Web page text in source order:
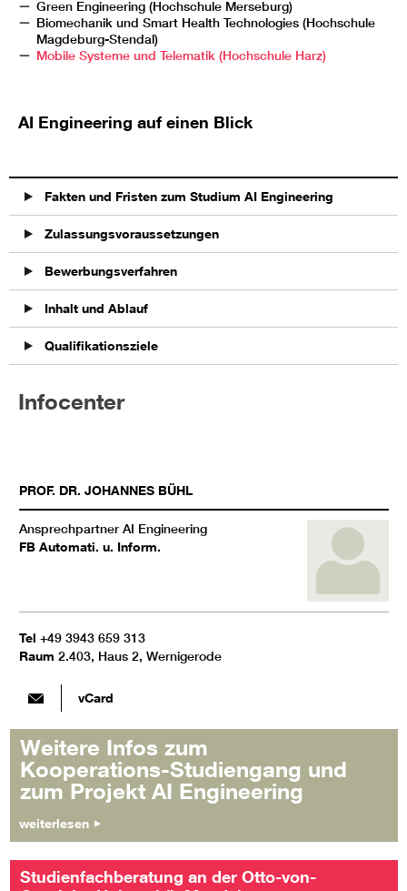
Green Engineering (Hochschule Merseburg)
Biomechanik und Smart Health Technologies (Hochschule
Magdeburg-Stendal)
Mobile Systeme und Telematik (Hochschule Harz)
AI Engineering auf einen Blick
Fakten und Fristen zum Studium AI Engineering
Zulassungsvoraussetzungen
Bewerbungsverfahren
Inhalt und Ablauf
Qualifikationsziele
Infocenter
PROF. DR. JOHANNES BÜHL
Ansprechpartner AI Engineering
FB Automati. u. Inform.
Tel +49 3943 659 313
Raum 2.403, Haus 2, Wernigerode
vCard
Weitere Infos zum
Kooperations-Studiengang und
zum Projekt AI Engineering
weiterlesen
Studienfachberatung an der Otto-von-